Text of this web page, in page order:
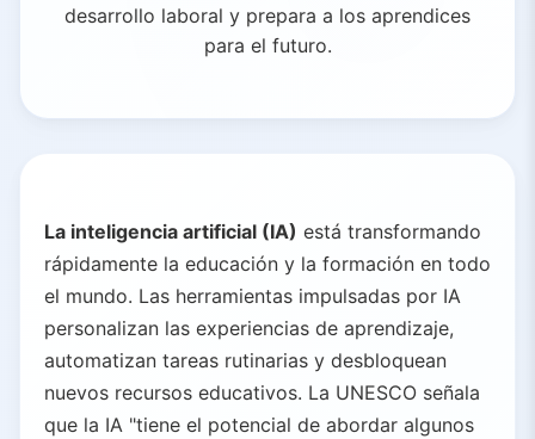
desarrollo laboral y prepara a los aprendices
para el futuro.
La inteligencia artificial (IA) está transformando
rápidamente la educación y la formación en todo
el mundo. Las herramientas impulsadas por IA
personalizan las experiencias de aprendizaje,
automatizan tareas rutinarias y desbloquean
nuevos recursos educativos. La UNESCO señala
que la IA "tiene el potencial de abordar algunos